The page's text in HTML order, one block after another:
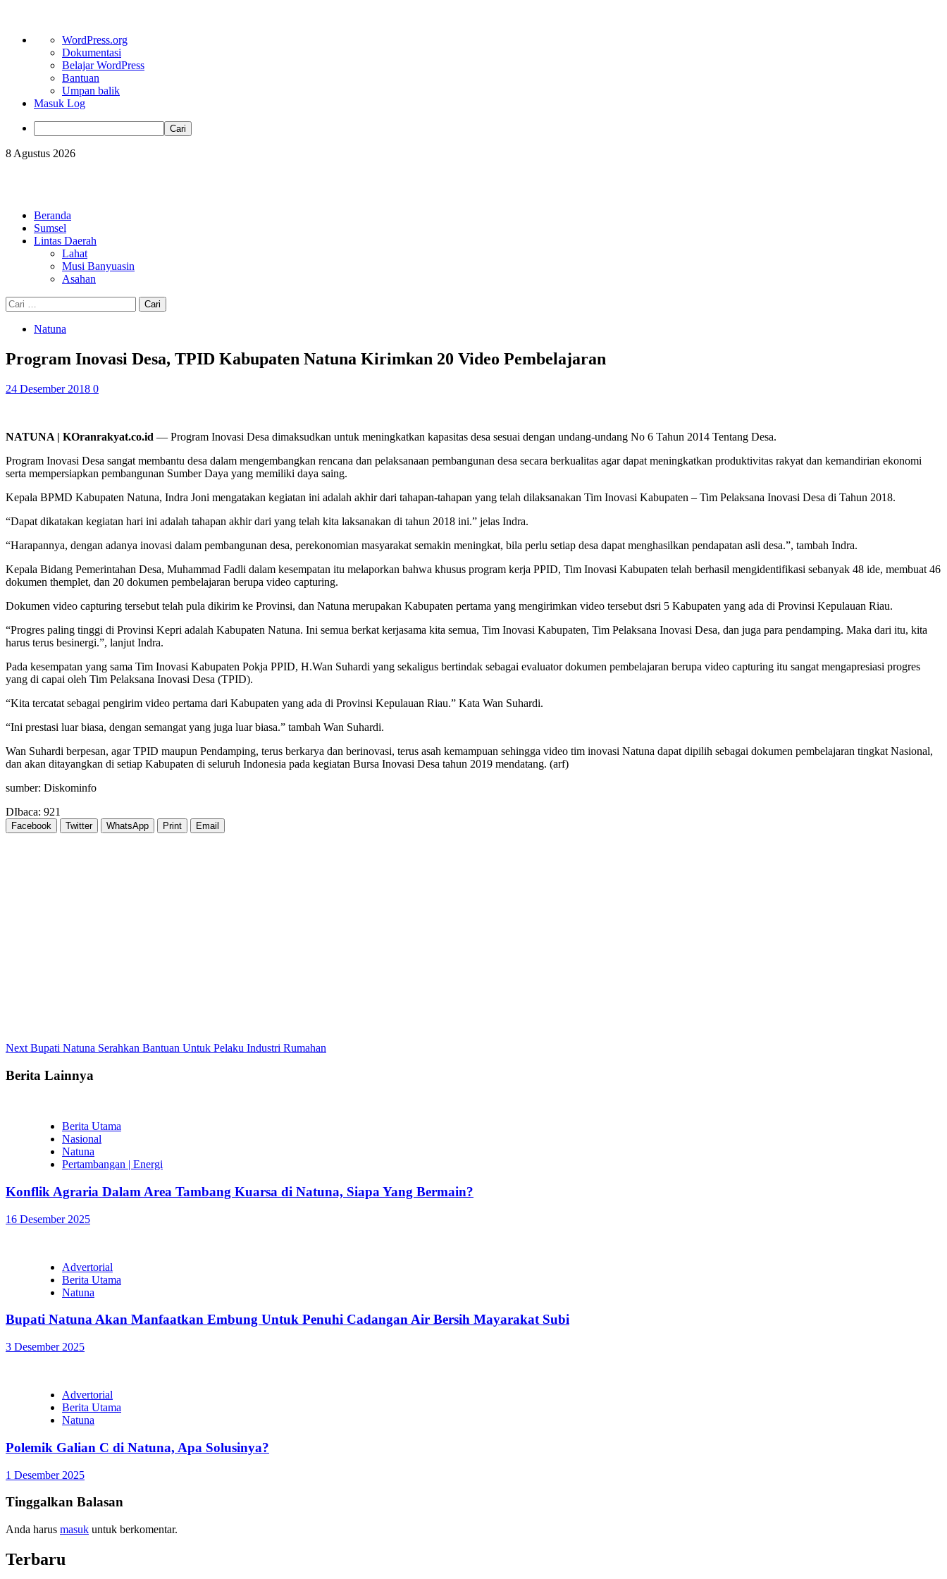
Tentang
WordPress
WordPress.org
Dokumentasi
Belajar WordPress
Bantuan
Umpan balik
Masuk Log
Cari
Skip
8 Agustus 2026
Beranda
Sumsel
Lintas Daerah
Lahat
Musi Banyuasin
Asahan
Cari
untuk:
Natuna
Program Inovasi Desa, TPID Kabupaten Natuna Kirimkan 20 Video Pembelajaran
24 Desember 2018 0
NATUNA | KOranrakyat.co.id — Program Inovasi Desa dimaksudkan untuk meningkatkan kapasitas desa sesuai dengan undang-undang No 6 Tahun 2014 Tentang Desa.
Program Inovasi Desa sangat membantu desa dalam mengembangkan rencana dan pelaksanaan pembangunan desa secara berkualitas agar dapat meningkatkan produktivitas rakyat dan kemandirian ekonomi
serta mempersiapkan pembangunan Sumber Daya yang memiliki daya saing.
Kepala BPMD Kabupaten Natuna, Indra Joni mengatakan kegiatan ini adalah akhir dari tahapan-tahapan yang telah dilaksanakan Tim Inovasi Kabupaten – Tim Pelaksana Inovasi Desa di Tahun 2018.
“Dapat dikatakan kegiatan hari ini adalah tahapan akhir dari yang telah kita laksanakan di tahun 2018 ini.” jelas Indra.
“Harapannya, dengan adanya inovasi dalam pembangunan desa, perekonomian masyarakat semakin meningkat, bila perlu setiap desa dapat menghasilkan pendapatan asli desa.”, tambah Indra.
Kepala Bidang Pemerintahan Desa, Muhammad Fadli dalam kesempatan itu melaporkan bahwa khusus program kerja PPID, Tim Inovasi Kabupaten telah berhasil mengidentifikasi sebanyak 48 ide, membuat 46
dokumen themplet, dan 20 dokumen pembelajaran berupa video capturing.
Dokumen video capturing tersebut telah pula dikirim ke Provinsi, dan Natuna merupakan Kabupaten pertama yang mengirimkan video tersebut dsri 5 Kabupaten yang ada di Provinsi Kepulauan Riau.
“Progres paling tinggi di Provinsi Kepri adalah Kabupaten Natuna. Ini semua berkat kerjasama kita semua, Tim Inovasi Kabupaten, Tim Pelaksana Inovasi Desa, dan juga para pendamping. Maka dari itu, kita
harus terus besinergi.”, lanjut Indra.
Pada kesempatan yang sama Tim Inovasi Kabupaten Pokja PPID, H.Wan Suhardi yang sekaligus bertindak sebagai evaluator dokumen pembelajaran berupa video capturing itu sangat mengapresiasi progres
yang di capai oleh Tim Pelaksana Inovasi Desa (TPID).
“Kita tercatat sebagai pengirim video pertama dari Kabupaten yang ada di Provinsi Kepulauan Riau.” Kata Wan Suhardi.
“Ini prestasi luar biasa, dengan semangat yang juga luar biasa.” tambah Wan Suhardi.
Wan Suhardi berpesan, agar TPID maupun Pendamping, terus berkarya dan berinovasi, terus asah kemampuan sehingga video tim inovasi Natuna dapat dipilih sebagai dokumen pembelajaran tingkat Nasional,
dan akan ditayangkan di setiap Kabupaten di seluruh Indonesia pada kegiatan Bursa Inovasi Desa tahun 2019 mendatang. (arf)
sumber: Diskominfo
DIbaca: 921
Facebook Twitter WhatsApp Print Email
Continue
Reading
Next Bupati Natuna Serahkan Bantuan Untuk Pelaku Industri Rumahan
Berita Lainnya
Berita Utama
Nasional
Natuna
Pertambangan | Energi
Konflik Agraria Dalam Area Tambang Kuarsa di Natuna, Siapa Yang Bermain?
16 Desember 2025
Advertorial
Berita Utama
Natuna
Bupati Natuna Akan Manfaatkan Embung Untuk Penuhi Cadangan Air Bersih Mayarakat Subi
3 Desember 2025
Advertorial
Berita Utama
Natuna
Polemik Galian C di Natuna, Apa Solusinya?
1 Desember 2025
Tinggalkan Balasan
Anda harus masuk untuk berkomentar.
Terbaru